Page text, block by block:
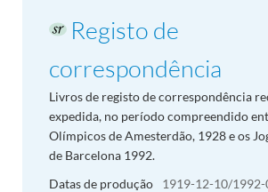
Registo de
correspondência
Livros de registo de correspondência
expedida, no período compreendido
Olímpicos de Amesterdão, 1928 e os
de Barcelona 1992.
Datas de produção
1919-12-10/